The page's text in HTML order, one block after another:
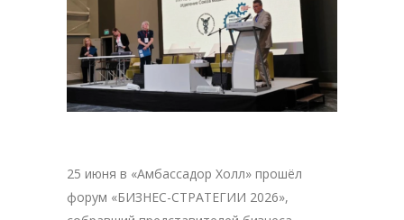
25 июня в «Амбассадор Холл» прошёл
форум «БИЗНЕС-СТРАТЕГИИ 2026»,